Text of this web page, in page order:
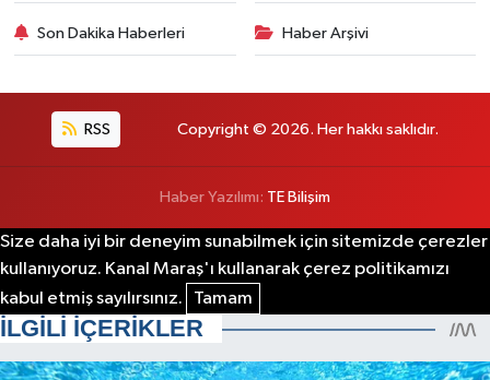
Son Dakika Haberleri Haber Arşivi
RSS Copyright © 2026. Her hakkı saklıdır.
Haber Yazılımı: TE Bilişim
Size daha iyi bir deneyim sunabilmek için sitemizde çerezler
kullanıyoruz. Kanal Maraş'ı kullanarak çerez politikamızı
kabul etmiş sayılırsınız.
Tamam